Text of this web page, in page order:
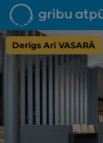
Derīgs Arī VASARĀ